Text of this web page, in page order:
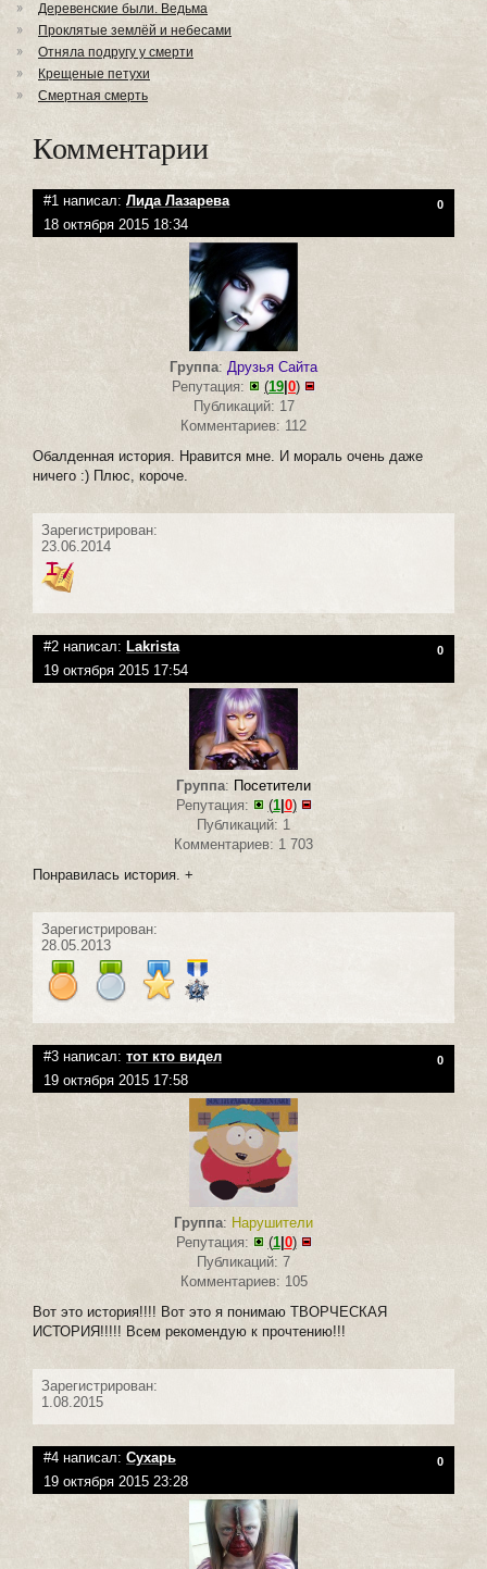
Деревенские были. Ведьма
Проклятые землёй и небесами
Отняла подругу у смерти
Крещеные петухи
Смертная смерть
Комментарии
#1 написал: Лида Лазарева 0
18 октября 2015 18:34
Группа: Друзья Сайта
Репутация:
(19 0)
Публикаций: 17
Комментариев: 112
Обалденная история. Нравится мне. И мораль очень даже
ничего :) Плюс, короче.
Зарегистрирован:
23.06.2014
#2 написал: Lakrista 0
19 октября 2015 17:54
Группа: Посетители
Репутация:
(1| 0)
Публикаций: 1
Комментариев: 1 703
Понравилась история. +
Зарегистрирован:
28.05.2013
#3 написал: тот кто видел 0
19 октября 2015 17:58
Группа: Нарушители
Репутация:
(1| 0)
Публикаций: 7
Комментариев: 105
Вот это история!!!! Вот это я понимаю ТВОРЧЕСКАЯ
ИСТОРИЯ!!!!! Всем рекомендую к прочтению!!!
Зарегистрирован:
1.08.2015
#4 написал: Сухарь 0
19 октября 2015 23:28